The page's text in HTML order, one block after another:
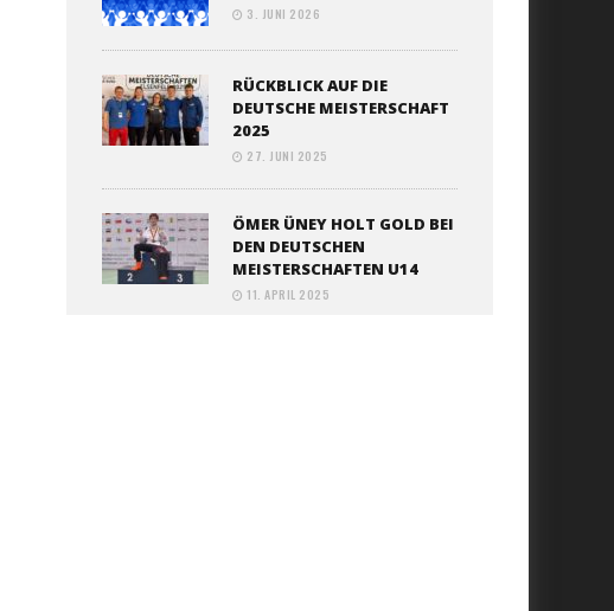
3. JUNI 2026
RÜCKBLICK AUF DIE
DEUTSCHE MEISTERSCHAFT
2025
27. JUNI 2025
ÖMER ÜNEY HOLT GOLD BEI
DEN DEUTSCHEN
MEISTERSCHAFTEN U14
11. APRIL 2025